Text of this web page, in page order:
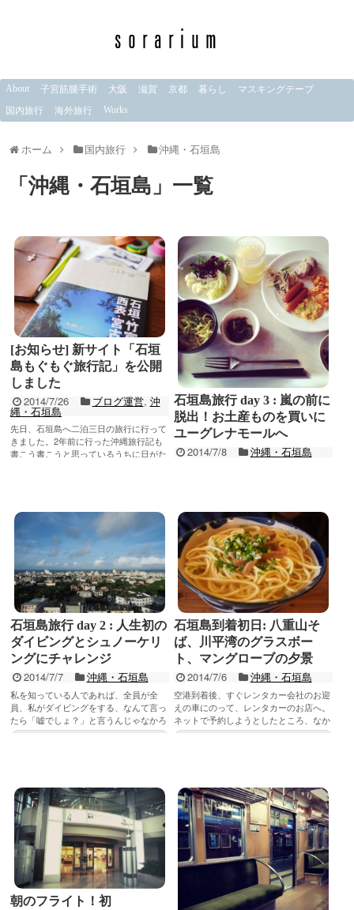
About 子宮筋腫手術 大阪 滋賀 京都 暮らし
マスキングテープ
国内旅行
海外旅行 Works
ホーム 国内旅行 沖縄・石垣島
「 沖縄・石垣島 」 一覧
[お知らせ] 新サイト「石垣
島もぐもぐ旅行記」を公開
しました
2014/7/26 ブログ運営, 沖
縄・石垣島
先日、石垣島へ二泊三日の旅行に行って
きました。2年前に行った沖縄旅行記も
書こう書こうと思っているうちに日がた
石垣島旅行 day 3 : 嵐の前に
脱出！お土産ものを買いに
ユーグレナモールへ
2014/7/8 沖縄・石垣島
台風が...
記事を読む
石垣島旅行 day 2 : 人生初の
ダイビングとシュノーケリ
ングにチャレンジ
2014/7/7 沖縄・石垣島
私を知っている人であれば、全員が全
員、私がダイビングをする、なんて言っ
たら「嘘でしょ？」と言うんじゃなかろ
うか。その認識は全く正しい。私もまさ
石垣島到着初日: 八重山そ
ば、川平湾のグラスボー
ト、マングローブの夕景
2014/7/6 沖縄・石垣島
空港到着後、すぐレンタカー会社のお迎
えの車にのって、レンタカーのお店へ。
ネットで予約しようとしたところ、なか
なか都合のいい返却ができないところが
朝のフライト！初